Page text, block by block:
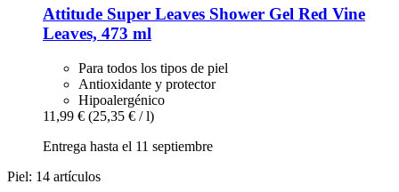
Attitude Super Leaves Shower Gel Red Vine
Leaves, 473 ml
Para todos los tipos de piel
Antioxidante y protector
Hipoalergénico
11,99 € (25,35 € / l)
Entrega hasta el 11 septiembre
Piel: 14 artículos